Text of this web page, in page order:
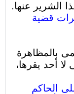
الشرير عنها.
قضية
بالمظاهرة
لا أحد يقرها،
الحاكم